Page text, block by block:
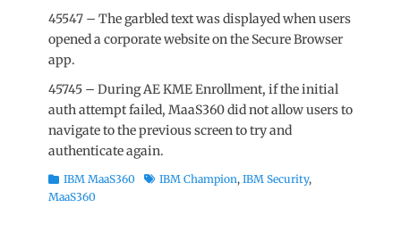
45547 – The garbled text was displayed when users
opened a corporate website on the Secure Browser
app.
45745 – During AE KME Enrollment, if the initial
auth attempt failed, MaaS360 did not allow users to
navigate to the previous screen to try and
authenticate again.
Rubriky
IBM MaaS360 ŠtítkyIBM Champion, IBM Security,
MaaS360